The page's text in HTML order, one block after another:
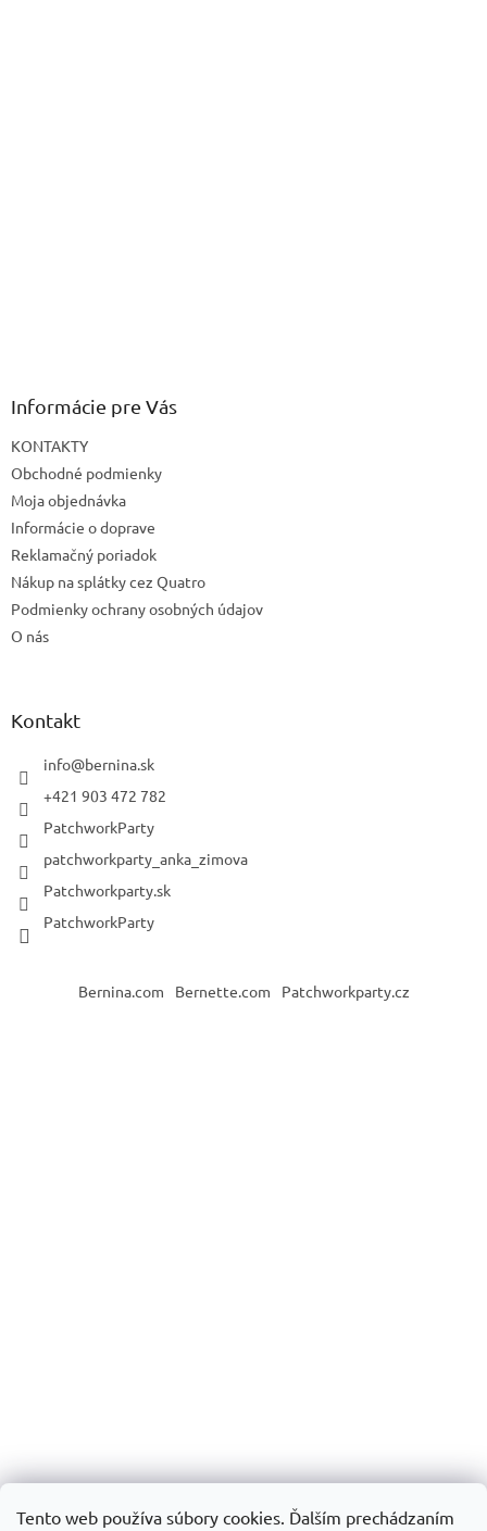
Tento web používa súbory cookies. Ďalším prechádzaním
Informácie pre Vás
KONTAKTY
Obchodné podmienky
Moja objednávka
Informácie o doprave
Reklamačný poriadok
Nákup na splátky cez Quatro
Podmienky ochrany osobných údajov
O nás
Kontakt
info@bernina.sk
+421 903 472 782
PatchworkParty
patchworkparty_anka_zimova
Patchworkparty.sk
PatchworkParty
Bernina.com Bernette.com Patchworkparty.cz